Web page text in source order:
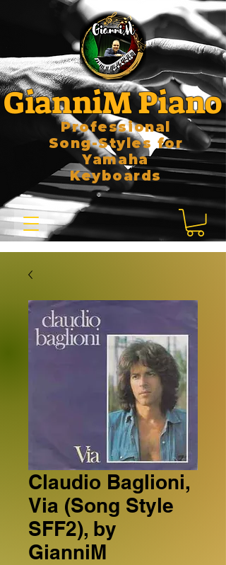
GianniM Piano
Professional
Song-Styles for
Yamaha
Keyboards
Claudio Baglioni,
Via (Song Style
SFF2), by
GianniM